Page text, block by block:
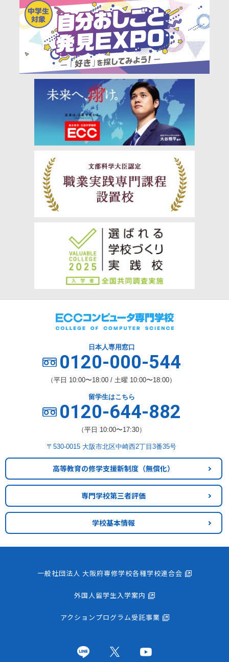
日本人専用窓口
0120-000-544
（平日 10:00〜18:00 / 土曜 10:00〜18:00）
留学生はこちら
0120-644-882
（平日 10:00〜17:30）
〒530-0015 大阪市北区中崎西2丁目3番35号
高等教育の修学支援新制度 （無償化）
専門学校第三者評価
学校基本情報
一般社団法人 大阪府専修学校各種学校連合会
外国人留学生入学案内
アクションプログラム受託事業